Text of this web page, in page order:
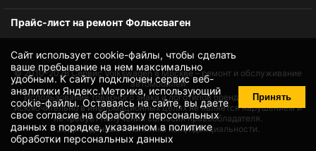
Сайт использует cookie-файлы, чтобы сделать
ваше пребывание на нем максимально
удобным. К cайту подключен сервис веб-
аналитики Яндекс.Метрика, использующий
cookie-файлы. Оставаясь на сайте, вы даете
своесогласие на обработку персональных
данных в порядке, указанном в политике
обработки персональных данных
Принять
Прайс-лист на ремонт Фольксваген
© 2010-2026Сервис Volkswagen в Москве – ремонт и обслуживание
автомобилей
Использование товарного знака и логотипов бренда происходит
исключительно в информационных целях не является нарушением и
не требует получения согласия правообладателя.
Защита данных и политика конфиденциальности.